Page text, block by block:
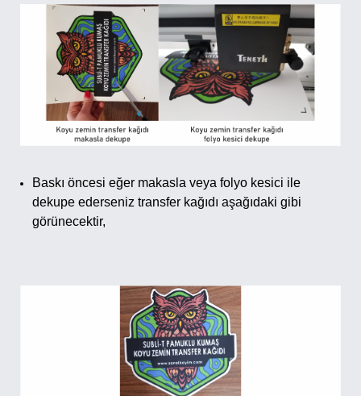
Baskı öncesi eğer makasla veya folyo kesici ile
dekupe ederseniz transfer kağıdı aşağıdaki gibi
görünecektir,